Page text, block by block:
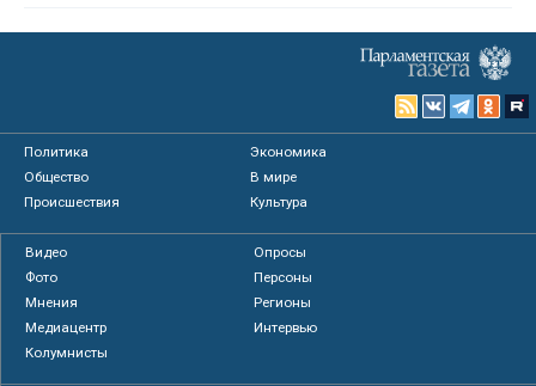
Политика
Экономика
Общество
В мире
Происшествия
Культура
Видео
Опросы
Фото
Персоны
Мнения
Регионы
Медиацентр
Интервью
Колумнисты